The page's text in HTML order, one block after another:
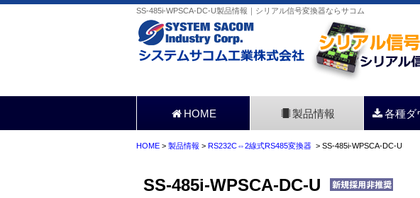
SS-485i-WPSCA-DC-U製品情報｜シリアル信号変換器ならサコム
HOME 製品情報 各種ダ
HOME > 製品情報 > RS232C⇔2線式RS485変換器 > SS-485i-WPSCA-DC-U
SS-485i-WPSCA-DC-U